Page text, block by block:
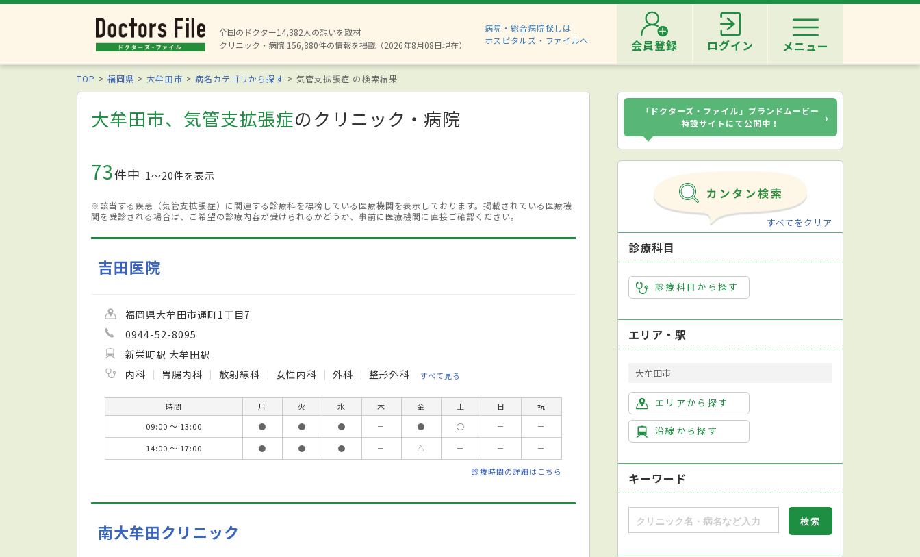
全国のドクター14,382人の想いを取材
クリニック・病院 156,880件の情報を掲載（2026年8月08日現在）
病院・総合病院探しは
ホスピタルズ・ファイルへ
会員登録 ログイン メニュー
TOP 福岡県 大牟田市 病名カテゴリから探す 気管支拡張症 の検索結果
大牟田市、気管支拡張症のクリニック・病院
73件中 1〜20件を表示
※該当する疾患（気管支拡張症）に関連する診療科を標榜している医療機関を表示しております。掲載されている医療機
関を受診される場合は、ご希望の診療内容が受けられるかどうか、事前に医療機関に直接ご確認ください。
吉田医院
福岡県大牟田市通町1丁目7
0944-52-8095
新栄町駅 大牟田駅
内科
胃腸内科 放射線科 女性内科 外科 整形外科 すべて見る
時間 月 火 水 木 金 土 日
祝
09:00 ～ 13:00
● ● ● － ● ○ －
－
14:00 ～ 17:00
● ● ● － △ － － －
診療時間の詳細はこちら
南大牟田クリニック
「ドクターズ・ファイル」ブランドムービー
特設サイトにて公開中！
›
すべてをクリア
診療科目
診療科目から探す
エリア・駅
大牟田市
エリアから探す
沿線から探す
キーワード